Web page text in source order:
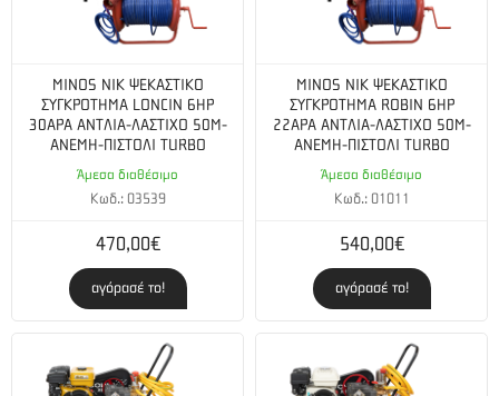
MINOS NIK ΨΕΚΑΣΤΙΚΟ
ΣΥΓΚΡΟΤΗΜΑ LONCIN 6HP
30ΑΡΑ ΑΝΤΛΙΑ-ΛΑΣΤΙΧΟ 50M-
ΑΝΕΜΗ-ΠΙΣΤΟΛΙ TURBO
Άμεσα διαθέσιμο
Κωδ.: 03539
470,00€
αγόρασέ το!
MINOS NIK ΨΕΚΑΣΤΙΚΟ
ΣΥΓΚΡΟΤΗΜΑ ROBIN 6HP
22ΑΡΑ ΑΝΤΛΙΑ-ΛΑΣΤΙΧΟ 50M-
ΑΝΕΜΗ-ΠΙΣΤΟΛΙ TURBO
Άμεσα διαθέσιμο
Κωδ.: 01011
540,00€
αγόρασέ το!